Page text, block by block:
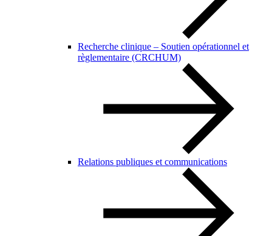
Recherche clinique – Soutien opérationnel et
règlementaire (CRCHUM)
Relations publiques et communications